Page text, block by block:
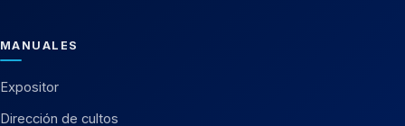
MANUALES
Expositor
Dirección de cultos